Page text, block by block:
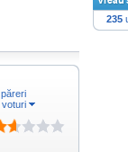
păreri
voturi
235